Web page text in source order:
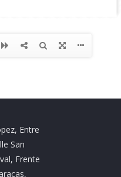
Entre
San
Frente